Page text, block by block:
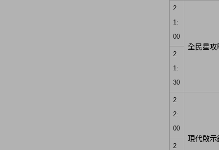
2
1:
00
全民星攻
2
1:
30
2
2:
00
現代啟示
2